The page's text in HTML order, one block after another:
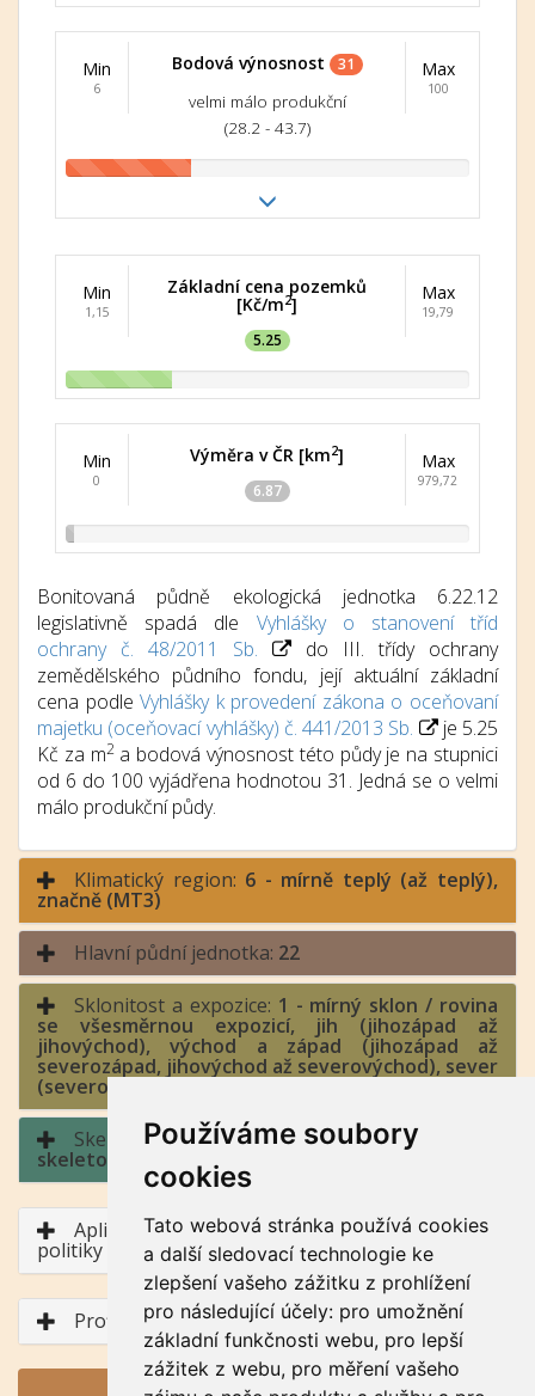
Používáme soubory
cookies
Tato webová stránka používá cookies
a další sledovací technologie ke
zlepšení vašeho zážitku z prohlížení
pro následující účely: pro umožnění
základní funkčnosti webu, pro lepší
zážitek z webu, pro měření vašeho
Min
6
Bodová výnosnost 31
velmi málo produkční
(28.2 - 43.7)
Max
100
Min
1,15
Základní cena pozemků
[Kč/m2]
5.25
Max
19,79
Min
0
Výměra v ČR [km2]
6.87
Max
979,72
Bonitovaná půdně ekologická jednotka 6.22.12
legislativně spadá dle Vyhlášky o stanovení tříd
ochrany č. 48/2011 Sb.
do III. třídy ochrany
zemědělského půdního fondu, její aktuální základní
cena podleVyhlášky k provedení zákona o oceňovaní
majetku (oceňovací vyhlášky) č. 441/2013 Sb.
je 5.25
Kč za m2a bodová výnosnost této půdy je na stupnici
od 6 do 100 vyjádřena hodnotou 31. Jedná se o velmi
málo produkční půdy.
Klimatický region: 6 - mírně teplý (až teplý),
značně (MT3)
Hlavní půdní jednotka: 22
Sklonitost a expozice: 1 - mírný sklon / rovina
se všesměrnou expozicí, jih (jihozápad až
jihovýchod), východ a západ (jihozápad až
severozápad, jihovýchod až severovýchod), sever
(severozápad až severovýchod)
Skeletovitost a hloubka půdy:2 - slabě
skeletovitá / půda hluboká
Aplikace BPEJ v rámci Společné zemědělské
politiky
Profil půdního typu
GENERUJ PDF